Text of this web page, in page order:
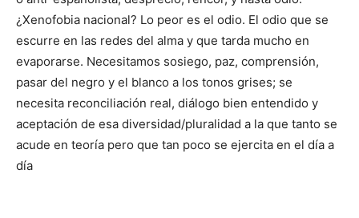
¿Xenofobia nacional? Lo peor es el odio. El odio que se
escurre en las redes del alma y que tarda mucho en
evaporarse. Necesitamos sosiego, paz, comprensión,
pasar del negro y el blanco a los tonos grises; se
necesita reconciliación real, diálogo bien entendido y
aceptación de esa diversidad/pluralidad a la que tanto se
acude en teoría pero que tan poco se ejercita en el día a
día